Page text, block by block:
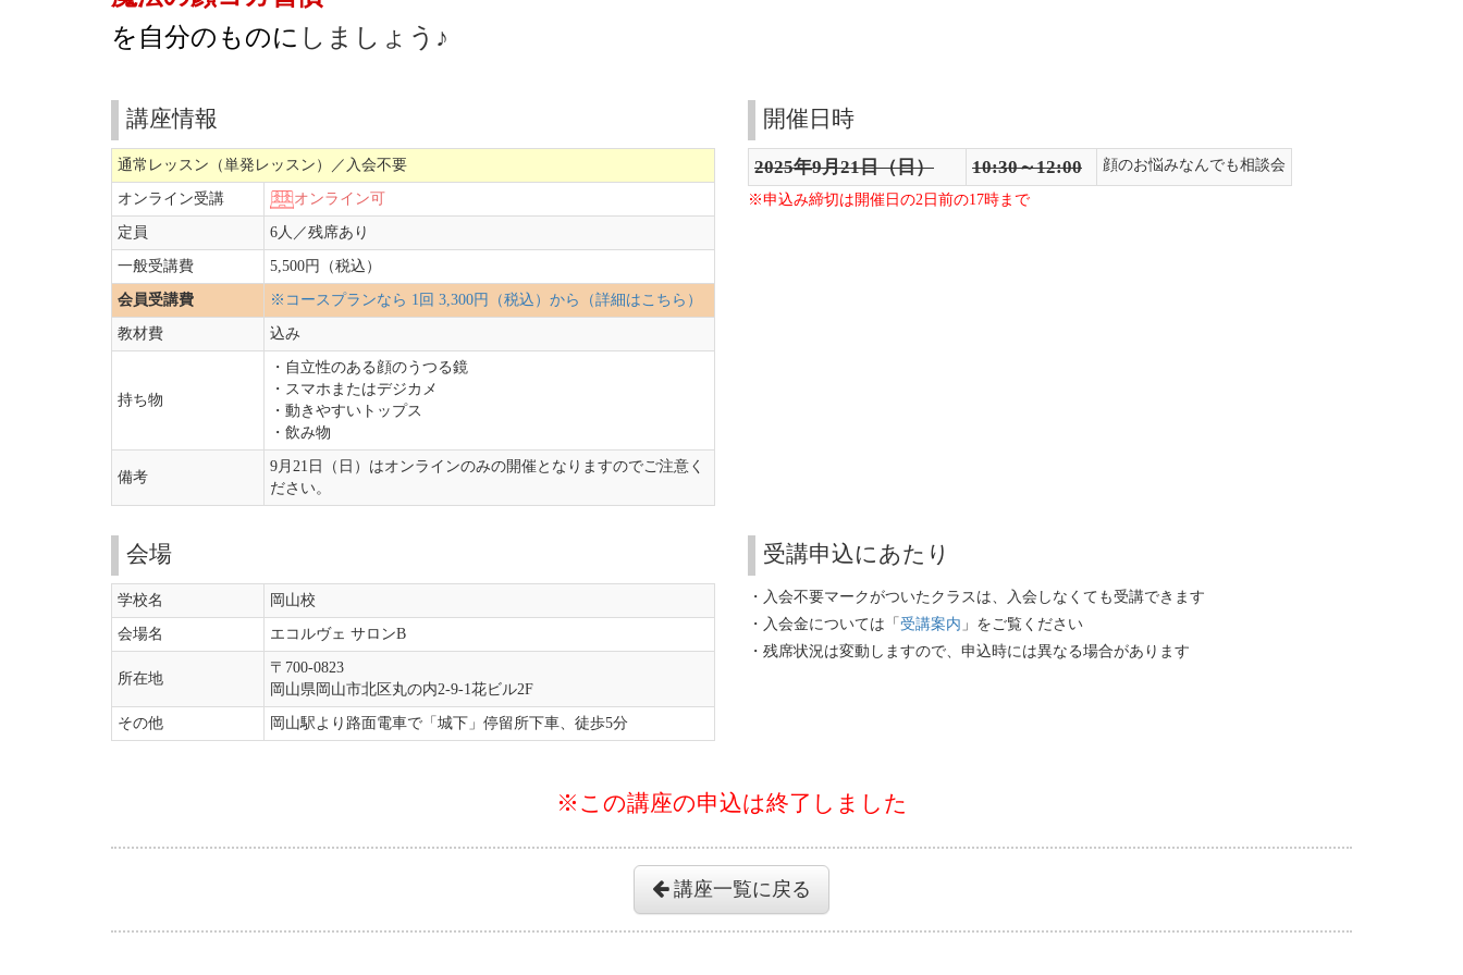
を自分のものに しましょう♪
講座情報
通常レッスン（単発レッスン）／入会不要
オンライン受講 オンライン可
定員 6人／残席あり
一般受講費 5,500円（税込）
会員受講費 ※コースプランなら 1回 3,300円（税込）から（詳細はこちら）
教材費 込み
持ち物
・自立性のある顔のうつる鏡
・スマホまたはデジカメ
・動きやすいトップス
・飲み物
備考
9月21日（日）はオンラインのみの開催となりますのでご注意く
ださい。
開催日時
2025年9月21日（日） 10:30～12:00 顔のお悩みなんでも相談会
※申込み締切は開催日の2日前の17時まで
会場
学校名 岡山校
会場名 エコルヴェ サロンB
所在地
〒700-0823
岡山県岡山市北区丸の内2-9-1花ビル2F
その他 岡山駅より路面電車で「城下」停留所下車、徒歩5分
受講申込にあたり
・入会不要マークがついたクラスは、入会しなくても受講できます
・入会金については「 受講案内 」をご覧ください
・残席状況は変動しますので、申込時には異なる場合があります
※この講座の申込は終了しました
講座一覧に戻る